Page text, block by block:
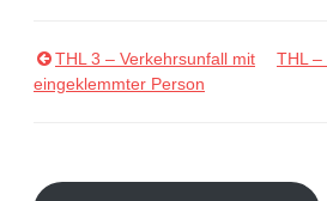
Beitragsnavigation
THL 3 – Verkehrsunfall mit
eingeklemmter Person
THL –